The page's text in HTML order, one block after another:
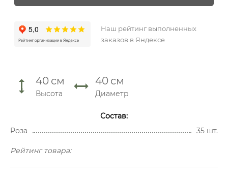
Наш рейтинг выполненных
заказов в Яндексе
40 см
Высота
40 см
Диаметр
Состав:
Роза
35 шт.
Рейтинг товара: